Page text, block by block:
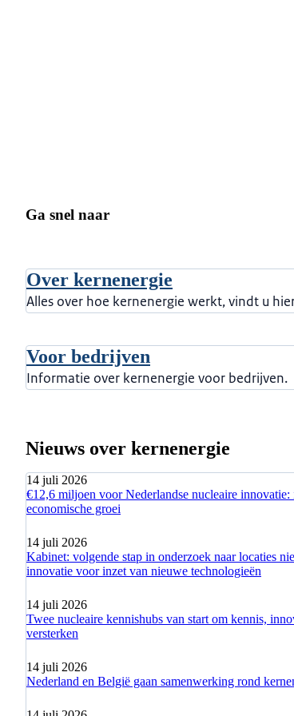
Ga snel naar
Over kernenergie
Alles over hoe kernenergie werkt, vindt u
Voor bedrijven
Informatie over kernenergie voor bedrijven.
Nieuws over kernenergie
14 juli 2026
€12,6 miljoen voor Nederlandse nucleaire
economische groei
14 juli 2026
Kabinet: volgende stap in onderzoek naar locaties
innovatie voor inzet van nieuwe technologieën
14 juli 2026
Twee nucleaire kennishubs van start om kennis,
versterken
14 juli 2026
Nederland en België gaan samenwerking rond